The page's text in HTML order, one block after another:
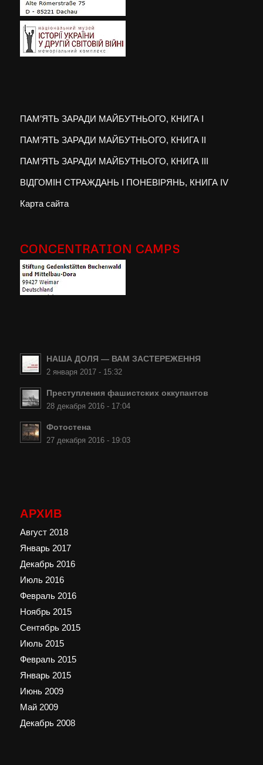
ПАМ’ЯТЬ ЗАРАДИ МАЙБУТНЬОГО, КНИГА I
ПАМ’ЯТЬ ЗАРАДИ МАЙБУТНЬОГО, КНИГА II
ПАМ’ЯТЬ ЗАРАДИ МАЙБУТНЬОГО, КНИГА III
ВІДГОМІН СТРАЖДАНЬ І ПОНЕВІРЯНЬ, КНИГА IV
Карта сайта
CONCENTRATION CAMPS
НАША ДОЛЯ — ВАМ ЗАСТЕРЕЖЕННЯ
2 января 2017 - 15:32
Преступления фашистских оккупантов
28 декабря 2016 - 17:04
Фотостена
27 декабря 2016 - 19:03
АРХИВ
Август 2018
Январь 2017
Декабрь 2016
Июль 2016
Февраль 2016
Ноябрь 2015
Сентябрь 2015
Июль 2015
Февраль 2015
Январь 2015
Июнь 2009
Май 2009
Декабрь 2008